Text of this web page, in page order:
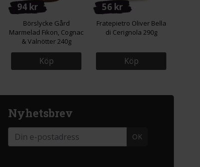
94 kr
Börslycke Gård
Marmelad Fikon, Cognac
& Valnötter 240g
Köp
56 kr
Fratepietro Oliver Bella
di Cerignola 290g
Köp
Nyhetsbrev
OK